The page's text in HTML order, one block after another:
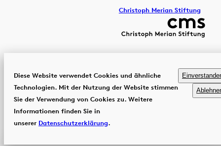
Christoph Merian Stiftung
Diese Website verwendet Cookies und ähnliche
Technologien. Mit der Nutzung der Website stimmen
Sie der Verwendung von Cookies zu. Weitere
Informationen finden Sie in
unserer Datenschutzerklärung.